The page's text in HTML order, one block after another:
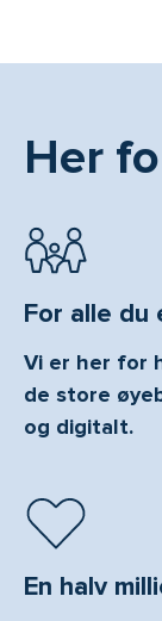
Her
For alle du
Vi er her for
de store
og digitalt.
En halv